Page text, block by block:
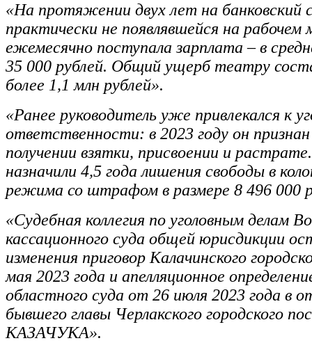
«На протяжении двух лет на банковский
практически не появлявшейся на рабочем
ежемесячно поступала зарплата – в
35 000 рублей. Общий ущерб театру
более 1,1 млн рублей».
«Ранее руководитель уже привлекался к
ответственности: в 2023 году он
получении взятки, присвоении и
назначили 4,5 года лишения свободы в
режима со штрафом в размере 8 496 000
«Судебная коллегия по уголовным делам
кассационного суда общей юрисдикции
изменения приговор Калачинского
мая 2023 года и апелляционное
областного суда от 26 июля 2023 года в
бывшего главы Черлакского городского
КАЗАЧУКА».